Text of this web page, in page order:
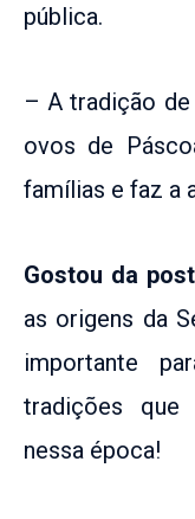
pública.
– A tradição de
ovos de
famílias e faz a
Gostou da
as origens da
importante
tradições
nessa época!